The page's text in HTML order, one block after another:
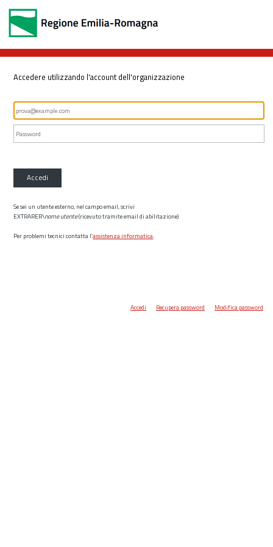
Accedere utilizzando l'account dell'organizzazione
Accedi
Se sei un utente esterno, nel campo email, scrivi
EXTRARER\nome utente(ricevuto tramite email di abilitazione)
Per problemi tecnici contatta l’assistenza informatica.
Accedi Recupera password Modifica password